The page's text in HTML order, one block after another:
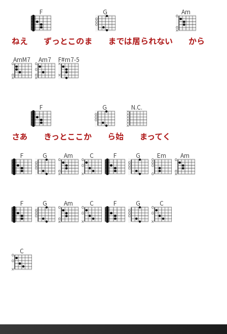
ねえ
F
ずっ とこのま
G
までは居られない
Am
から
AmM7 Am7 F#m7-5
さあ
F
きっ とこ こか
G
ら始
N.C.
まってく
F G Am C F G Em Am
F G Am C F G C
C